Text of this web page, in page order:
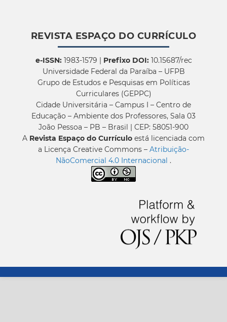
REVISTA ESPAÇO DO CURRÍCULO
e-ISSN:1983-1579 | Prefixo DOI:10.15687/rec
Universidade Federal da Paraíba – UFPB
Grupo de Estudos e Pesquisas em Políticas
Curriculares (GEPPC)
Cidade Universitária – Campus I – Centro de
Educação – Ambiente dos Professores, Sala 03
João Pessoa – PB – Brasil | CEP: 58051-900
A Revista Espaço do Currículo está licenciada com
a Licença Creative Commons – Atribuição-
NãoComercial 4.0 Internacional .